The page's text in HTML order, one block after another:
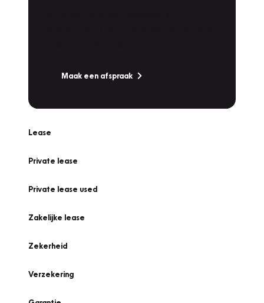
Maak een afspraak
Lease
Private lease
Private lease used
Zakelijke lease
Zekerheid
Verzekering